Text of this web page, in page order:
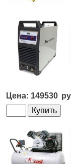
149530